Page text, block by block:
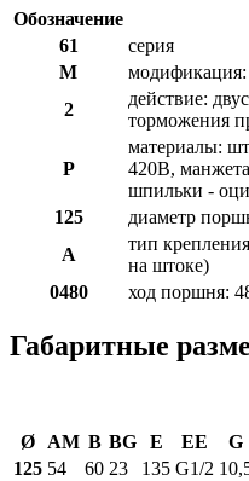
Обозначение
61
серия
M
модификация:
2
действие:
торможения
P
материалы:
420B,
шпильки -
125
диаметр
A
тип
на штоке)
0480
ход поршня:
Габаритные
Ø AM B BG E EE G
125 54 60 23 135 G1/2